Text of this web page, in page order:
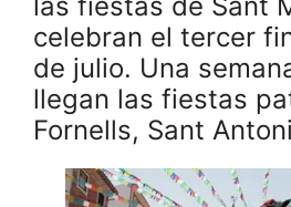
celebran el tercer
de julio. Una
llegan las fiestas
Fornells, Sant